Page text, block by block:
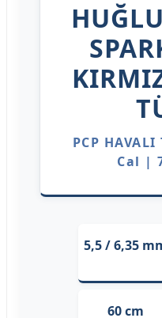
PCP
Cal |
5,5 / 6,35
60 cm